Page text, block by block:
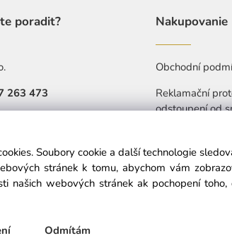
poradit?
263 473
Nakupovanie
Obchodní
Reklamační
odstoupení od
Prohlášení o
Soubory cookie a další technologie
stránek k tomu, abychom vám
našich webových stránek ak pochopení
Odmítám